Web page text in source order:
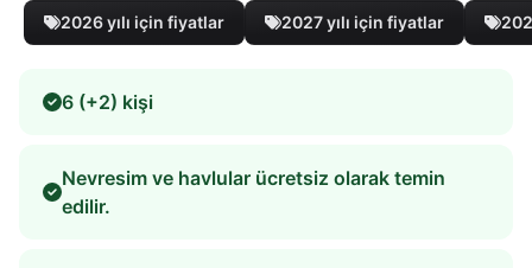
2026 yılı için fiyatlar 2027 yılı için fiyatlar
6 (+2) kişi
Nevresim ve havlular ücretsiz olarak temin
edilir.